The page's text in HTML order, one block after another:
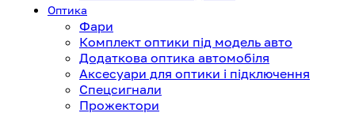
Оптика
Фари
Комплект оптики під модель авто
Додаткова оптика автомобіля
Аксесуари для оптики і підключення
Спецсигнали
Прожектори